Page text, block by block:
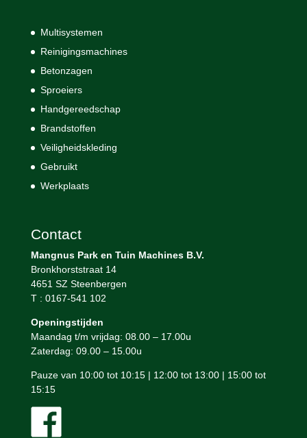
Multisystemen
Reinigingsmachines
Betonzagen
Sproeiers
Handgereedschap
Brandstoffen
Veiligheidskleding
Gebruikt
Werkplaats
Contact
Mangnus Park en Tuin Machines B.V.
Bronkhorststraat 14
4651 SZ Steenbergen
T : 0167-541 102
Openingstijden
Maandag t/m vrijdag: 08.00 – 17.00u
Zaterdag: 09.00 – 15.00u
Pauze van 10:00 tot 10:15 | 12:00 tot 13:00 | 15:00 tot
15:15